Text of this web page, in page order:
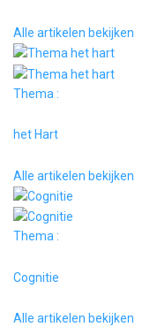
Alle artikelen bekijken
Thema :
het Hart
Alle artikelen bekijken
Thema :
Cognitie
Alle artikelen bekijken